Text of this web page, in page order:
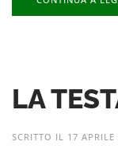
LA
SCRITTO IL 17 APRILE